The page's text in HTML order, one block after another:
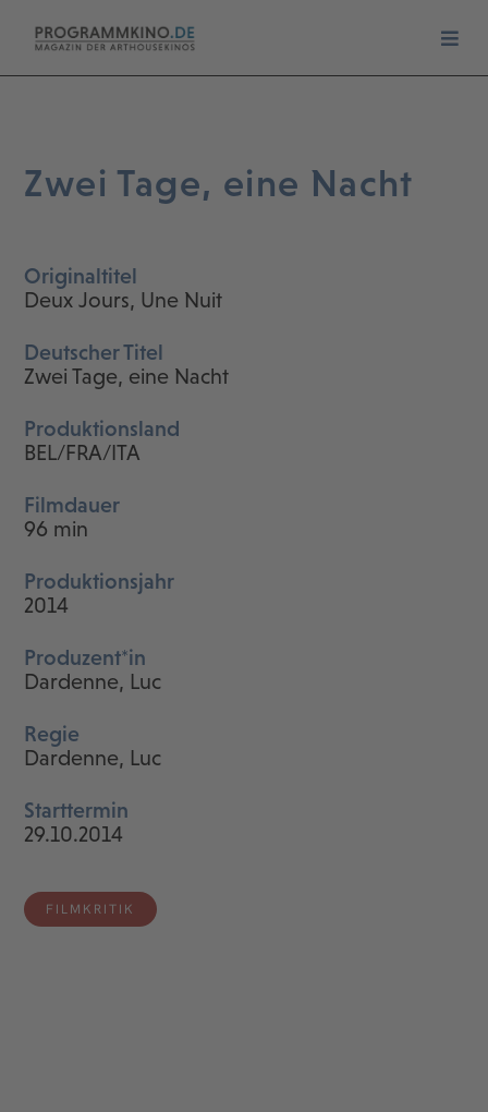
Zwei Tage, eine Nacht
Originaltitel
Deux Jours, Une Nuit
Deutscher Titel
Zwei Tage, eine Nacht
Produktionsland
BEL/FRA/ITA
Filmdauer
96 min
Produktionsjahr
2014
Produzent*in
Dardenne, Luc
Regie
Dardenne, Luc
Starttermin
29.10.2014
FILMKRITIK